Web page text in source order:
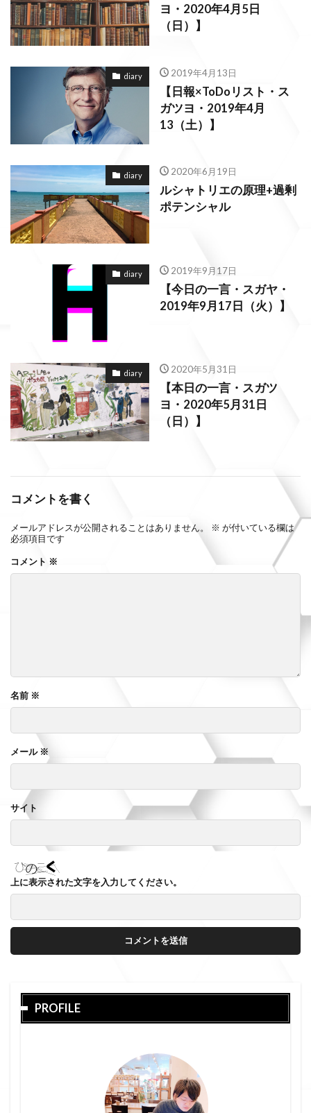
ヨ・2020年4月5日
（日）】
diary 2019年4月13日
【日報×ToDoリスト・ス
ガツヨ・2019年4月
13（土）】
diary 2020年6月19日
ルシャトリエの原理+過剰
ポテンシャル
diary 2019年9月17日
【今日の一言・スガヤ・
2019年9月17日（火）】
diary 2020年5月31日
【本日の一言・スガツ
ヨ・2020年5月31日
（日）】
コメントを書く
メールアドレスが公開されることはありません。 ※ が付いている欄は
必須項目です
コメント ※
名前 ※
メール ※
サイト
上に表示された文字を入力してください。
PROFILE